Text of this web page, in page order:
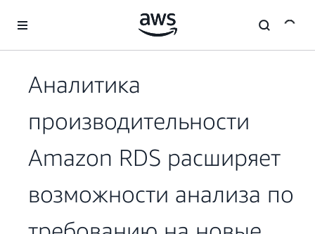
Перейти к главному контенту
Аналитика
производительности
Amazon RDS расширяет
возможности анализа по